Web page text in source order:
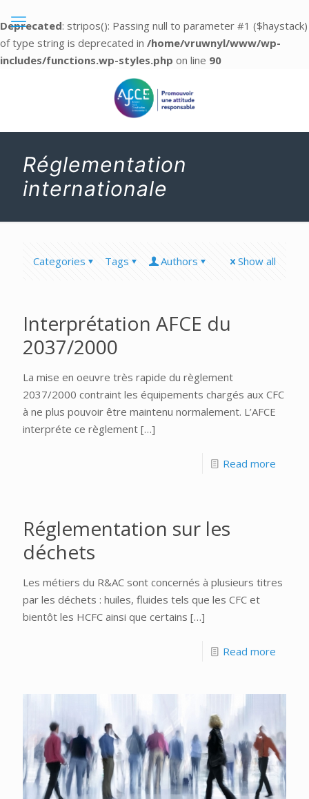
Deprecated: stripos(): Passing null to parameter #1 ($haystack)
of type string is deprecated in /home/vruwnyl/www/wp-
includes/functions.wp-styles.php on line 90
Réglementation
internationale
Categories Tags Authors Show all
Interprétation AFCE du
2037/2000
La mise en oeuvre très rapide du règlement
2037/2000 contraint les équipements chargés aux CFC
à ne plus pouvoir être maintenu normalement. L’AFCE
interpréte ce règlement […]
Read more
Réglementation sur les
déchets
Les métiers du R&AC sont concernés à plusieurs titres
par les déchets : huiles, fluides tels que les CFC et
bientôt les HCFC ainsi que certains […]
Read more